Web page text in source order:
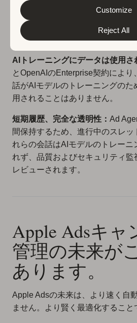
and preferences by clicking the
Reject All
Customize
ーザーから隔離されています。
様、またはアカウント間で共有
全な分離とデータ漏洩ゼロを保証
AIトレーニングにデータは使用さ
とOpenAIのEnterprise契約によ
話がAIモデルのトレーニングのた
用されることはありません。
短期履歴、完全な透明性： Ad
間保持するため、進行中のスレッ
れらの会話はAIモデルのトレーニ
れず、品質およびセキュリティ
レビューされます。
Apple Adsキャ
管理の未来が
あります。
Apple Adsの未来は、より速く自
ません。より賢く最適化すること